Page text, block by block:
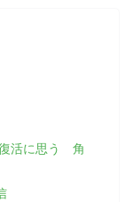
活に思う 角